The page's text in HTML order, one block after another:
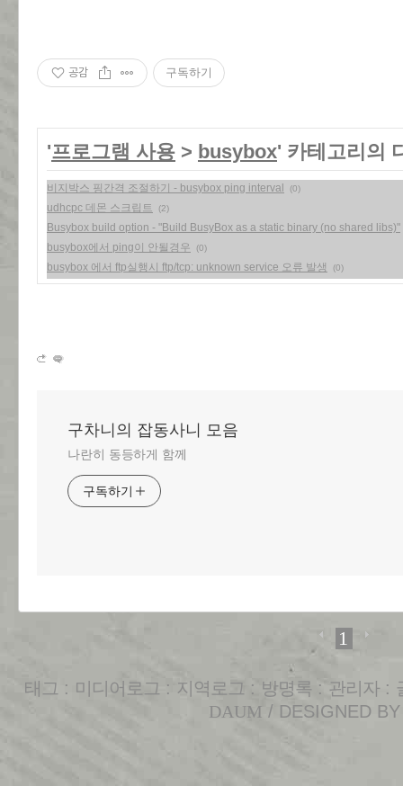
공감 구독하기
'프로그램 사용 > busybox' 카테고리의
비지박스 핑간격 조절하기 - busybox ping interval (0)
udhcpc 데몬 스크립트 (2)
Busybox build option - "Build BusyBox as a static binary (no shared libs)"
busybox에서 ping이 안될경우
(0)
busybox 에서 ftp실행시 ftp/tcp: unknown service 오류 발생 (0)
구차니의 잡동사니 모음
나란히 동등하게 함께
구독하기
1
태그 : 미디어로그 : 지역로그 : 방명록 : 관리자:
DAUM / DESIGNED